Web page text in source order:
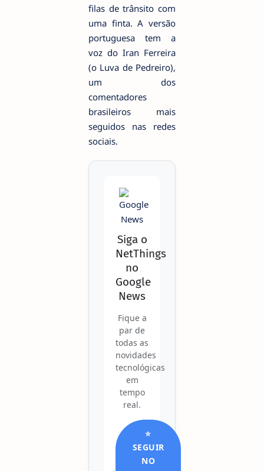
filas de trânsito com
uma finta. A versão
portuguesa tem a
voz do Iran Ferreira
(o Luva de Pedreiro),
um dos
comentadores
brasileiros mais
seguidos nas redes
sociais.
Siga o
NetThings
no
Google
News
Fique a
par de
todas as
novidades
tecnológicas
em
tempo
real.
⭐
SEGUIR
NO